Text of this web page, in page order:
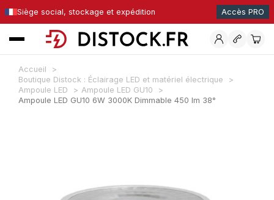
Siège social, stockage et expédition Accès PRO
Accueil
Boutique Distock : Éclairage LED et matériel électrique
Ampoule LED
Ampoule LED GU10
Ampoule LED GU10 6W 3000K Dimmable 450 lm 38°